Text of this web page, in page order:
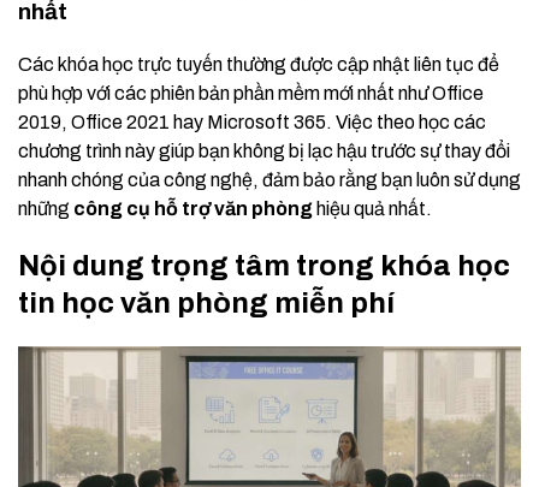
nhất
Các khóa học trực tuyến thường được cập nhật liên tục để
phù hợp với các phiên bản phần mềm mới nhất như Office
2019, Office 2021 hay Microsoft 365. Việc theo học các
chương trình này giúp bạn không bị lạc hậu trước sự thay đổi
nhanh chóng của công nghệ, đảm bảo rằng bạn luôn sử dụng
những công cụ hỗ trợ văn phòng hiệu quả nhất.
Nội dung trọng tâm trong khóa học
tin học văn phòng miễn phí